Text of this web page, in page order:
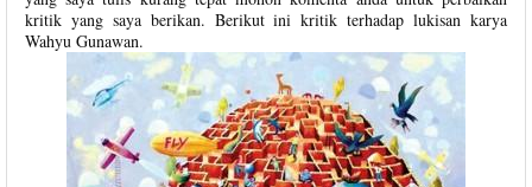
kritik yang saya berikan. Berikut ini kritik terhadap lukisan karya
Wahyu Gunawan.